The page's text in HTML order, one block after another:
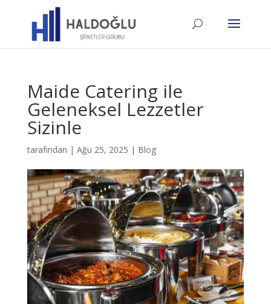
Maide Catering ile
Geleneksel Lezzetler
Sizinle
tarafından | Ağu 25, 2025 | Blog